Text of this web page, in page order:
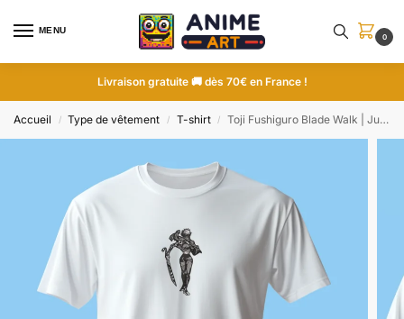
MENU
0
Livraison gratuite 🚚 dès 70€ en France !
Accueil / Type de vêtement / T-shirt / Toji Fushiguro Blade Walk | Jujutsu Kaisen | T-shirt brodé